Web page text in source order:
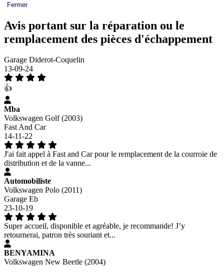
Fermer
Avis portant sur la réparation ou le
remplacement des pièces d'échappement
Garage Diderot-Coquelin
13-09-24
👍
Mba
Volkswagen Golf (2003)
Fast And Car
14-11-22
J'ai fait appel à Fast and Car pour le remplacement de la courroie de
distribution et de la vanne...
Automobiliste
Volkswagen Polo (2011)
Garage Eb
23-10-19
Super accueil, disponible et agréable, je recommande! J’y
retournerai, patron très souriant et...
BENYAMINA
Volkswagen New Beetle (2004)